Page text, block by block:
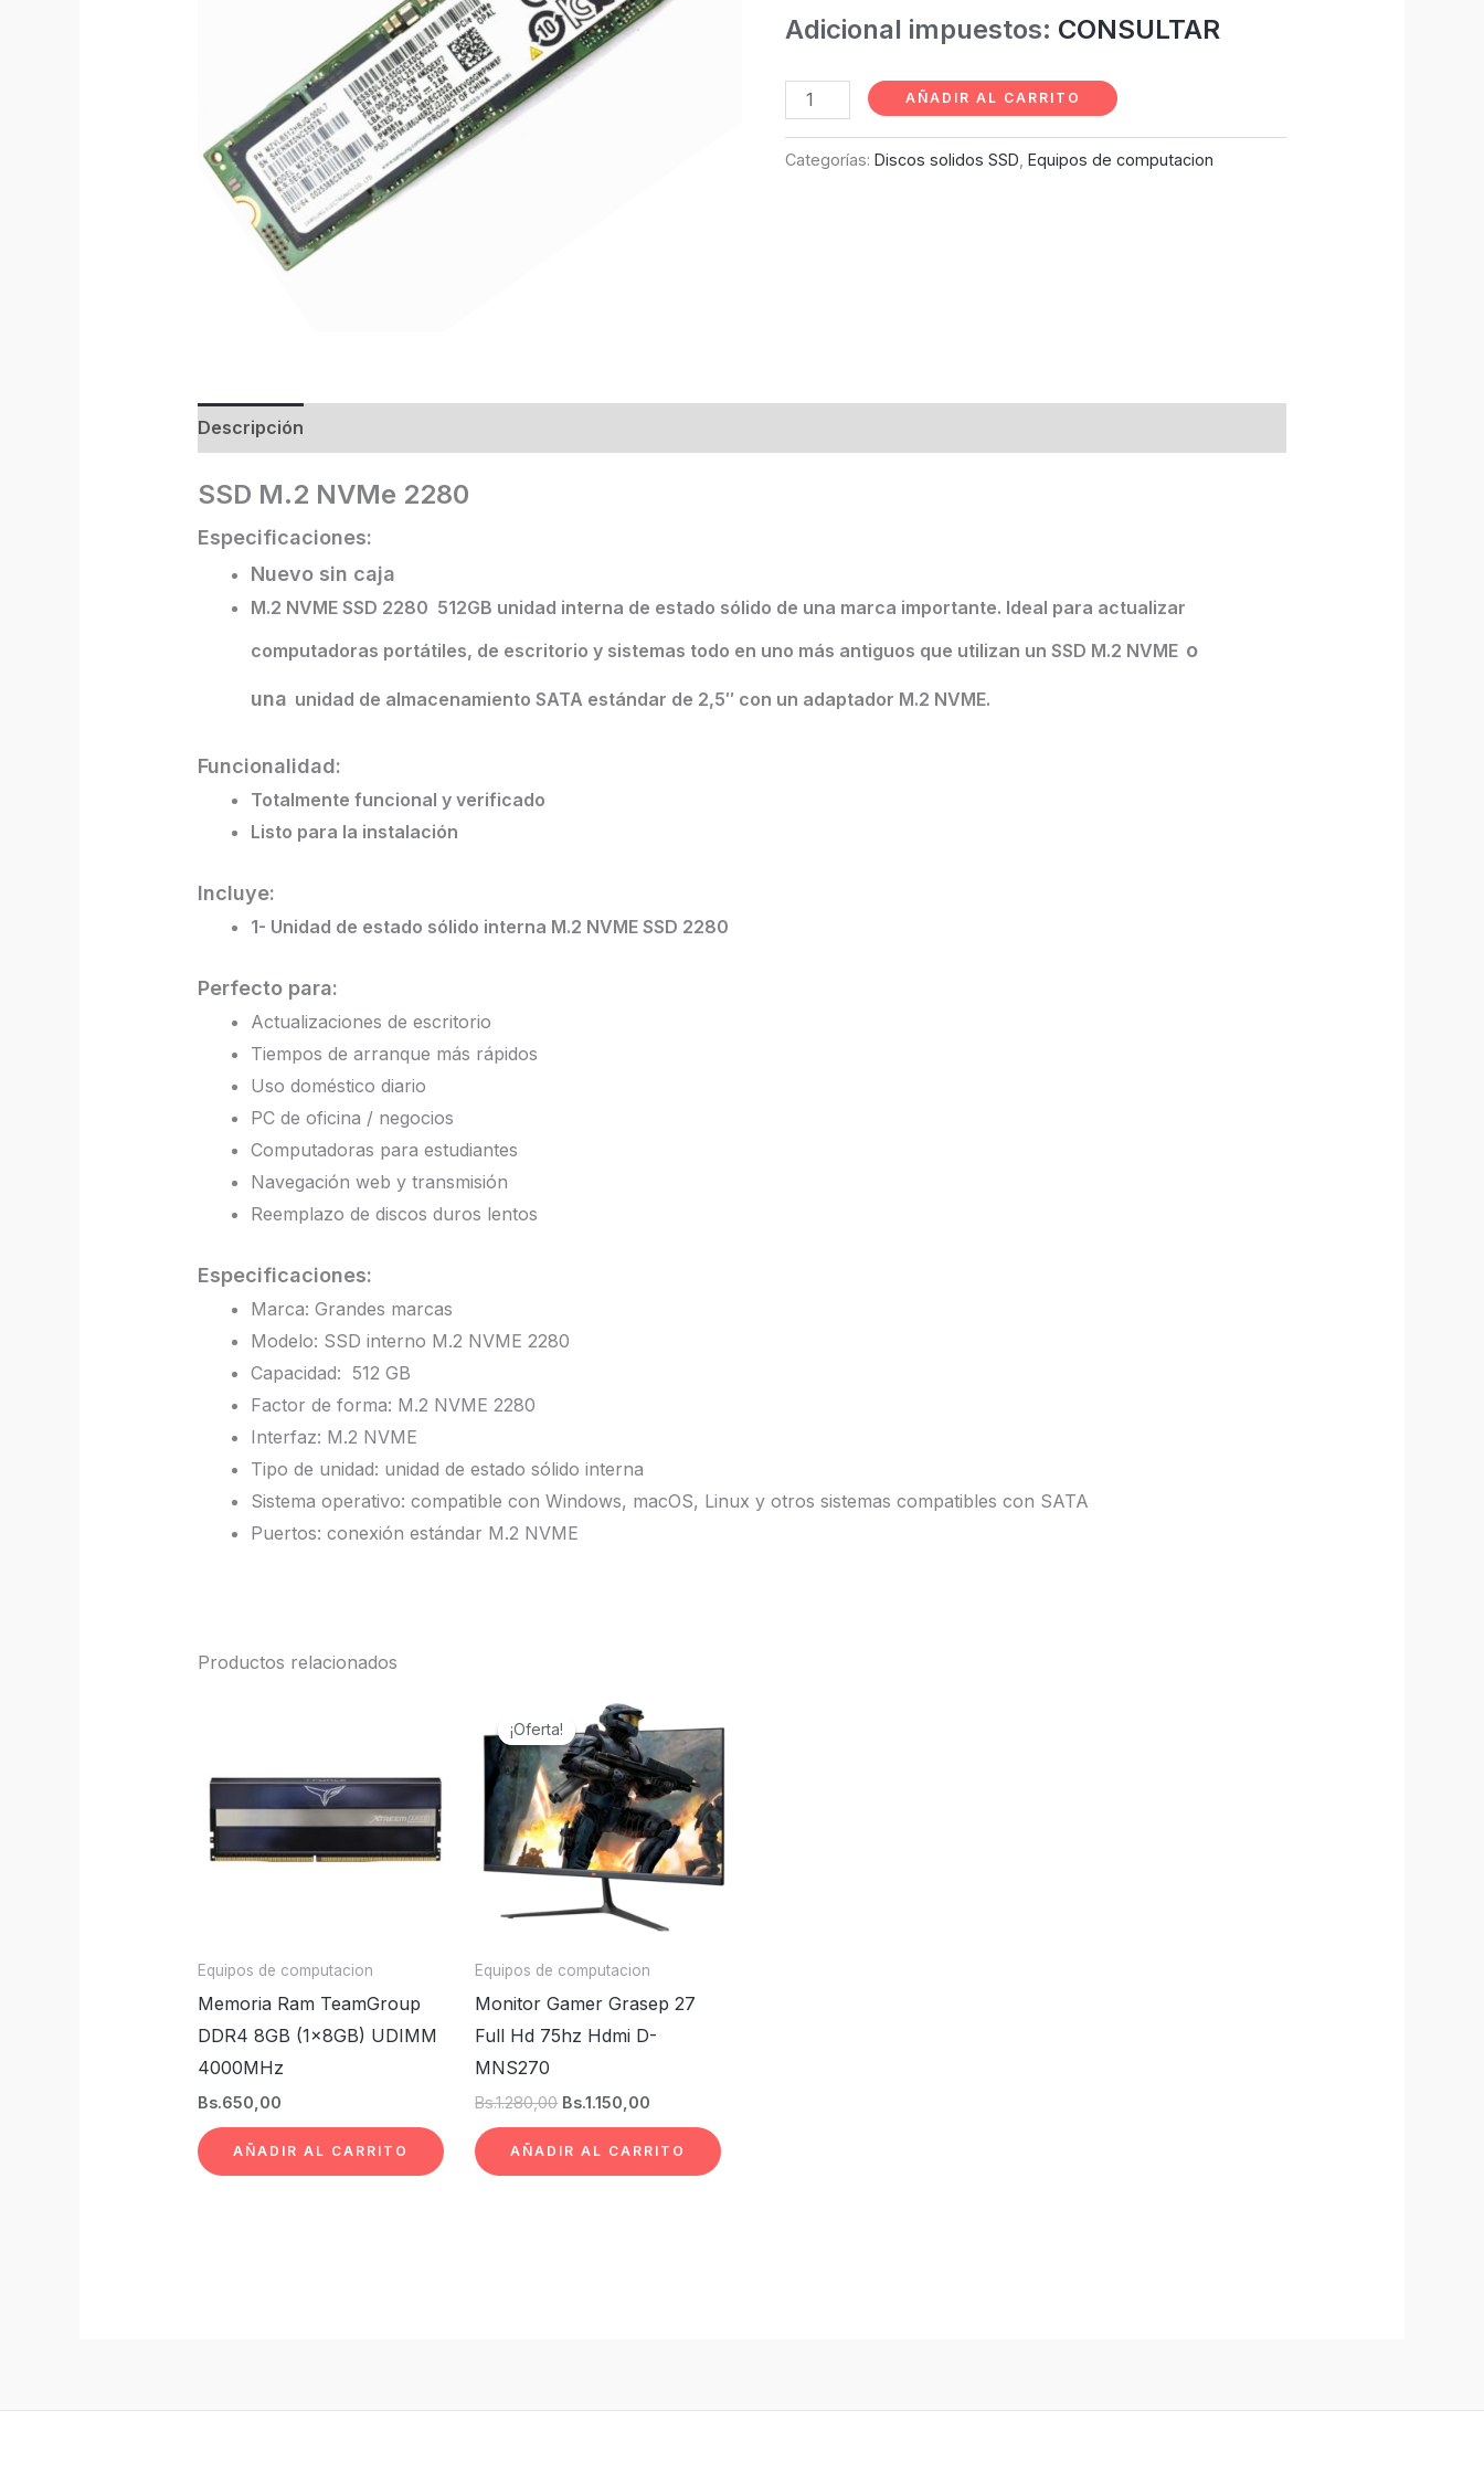
Adicional impuestos: CONSULTAR
AÑADIR AL CARRITO
Categorías:Discos solidos SSD ,Equipos de computacion
Descripción
SSD M.2 NVMe 2280
Especificaciones:
Nuevo sin caja
M.2 NVME SSD 2280 512GB unidad interna de estado sólido de una marca importante. Ideal para actualizar
computadoras portátiles, de escritorio y sistemas todo en uno más antiguos que utilizan un SSD M.2 NVME o
una unidad de almacenamiento SATA estándar de 2,5″ con un adaptador M.2 NVME.
Funcionalidad:
Totalmente funcional y verificado
Listo para la instalación
Incluye:
1- Unidad de estado sólido interna M.2 NVME SSD 2280
Perfecto para:
Actualizaciones de escritorio
Tiempos de arranque más rápidos
Uso doméstico diario
PC de oficina / negocios
Computadoras para estudiantes
Navegación web y transmisión
Reemplazo de discos duros lentos
Especificaciones:
Marca: Grandes marcas
Modelo: SSD interno M.2 NVME 2280
Capacidad: 512 GB
Factor de forma: M.2 NVME 2280
Interfaz: M.2 NVME
Tipo de unidad: unidad de estado sólido interna
Sistema operativo: compatible con Windows, macOS, Linux y otros sistemas compatibles con SATA
Puertos: conexión estándar M.2 NVME
Productos relacionados
Equipos de computacion
Memoria Ram TeamGroup
DDR4 8GB (1x8GB) UDIMM
4000MHz
Bs.650,00
AÑADIR AL CARRITO
¡Oferta!
¡Oferta!
Equipos de computacion
Monitor Gamer Grasep 27
Full Hd 75hz Hdmi D-
MNS270
Bs.1.280,00
precio
original
era:
Bs.1.280,00.
Bs.1.150,00
actual
es:
Bs.1.150,00.
AÑADIR AL CARRITO